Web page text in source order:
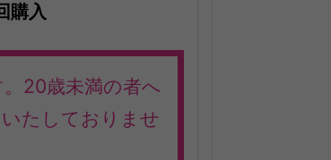
購入
20歳未満の者へ
たしておりませ